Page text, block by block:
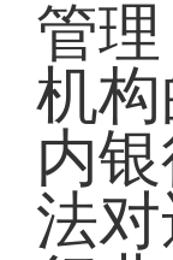
管
机
内
法